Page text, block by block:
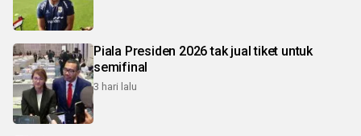
Piala Presiden 2026 tak jual tiket untuk
semifinal
3 hari lalu